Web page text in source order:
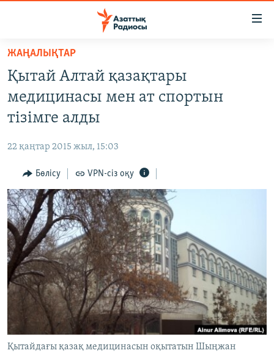
Skip
main
content
Skip
main
Navigation
to
Search
САЯСАТ
AZATTYQTV
АДАМ ҚҰҚЫҚТАРЫ
ӘЛЕУМЕТ
ӘЛЕМ
АРНАЙЫ ЖОБАЛАР
Русский
ЖАЗЫЛЫҢЫЗ
Басқа тілдерде
ЖАҢАЛЫҚТАР
Қытай Алтай қазақтары
медицинасы мен ат спортын
тізімге алды
22 қаңтар 2015 жыл, 15:03
Бөлісу VPN-сіз оқу
Қытайдағы қазақ медицинасын оқытатын Шыңжан